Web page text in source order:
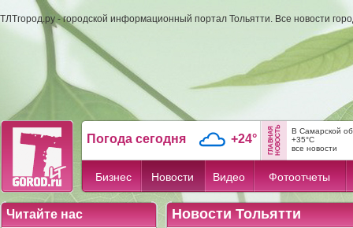
ТЛТгород.ру - городской информационный портал Тольятти. Все новости
Погода сегодня +24°
В Самарской
+35°C
все новости
Бизнес Новости Видео Фотоотчеты
Читайте нас Новости Тольятти